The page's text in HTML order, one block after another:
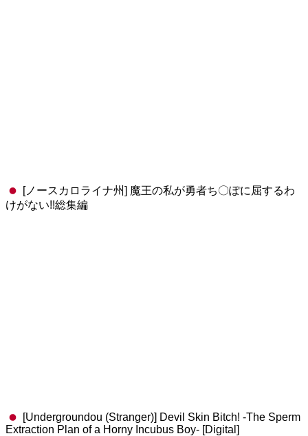
[ノースカロライナ州] 魔王の私が勇者ち〇ぽに屈するわ
けがない!!総集編
[Undergroundou (Stranger)] Devil Skin Bitch! -The Sperm
Extraction Plan of a Horny Incubus Boy- [Digital]